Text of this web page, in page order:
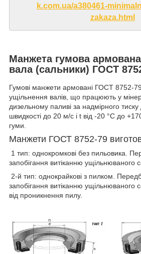
k.com.ua/a380461-
zakaza.html
Манжета гумова
вала (сальники) ГОСТ
Гумові манжети армовані ГОСТ 8752-
ущільнення валів, що працюють у
дизельному паливі за надмірного
швидкості до 20 м/с і t від -20 °C до
гуми.
Манжети ГОСТ 8752-79
1 тип: однокромкові без пильовика.
запобігання витіканню ущільнюваного
2-й тип: однокрайкові з пилком.
запобігання витіканню ущільнюваного
від проникнення пилу.